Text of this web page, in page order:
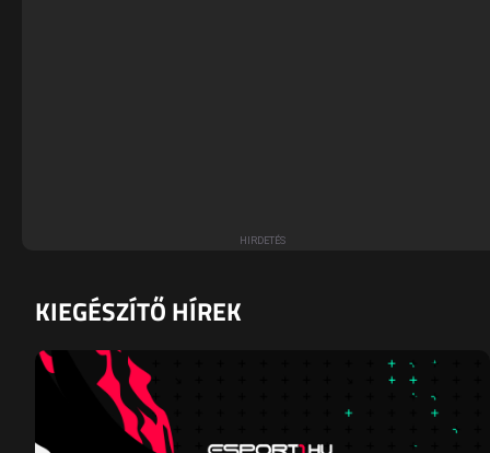
KIEGÉSZÍTŐ HÍREK